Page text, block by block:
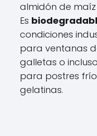
almidón de
Es
condiciones
para ventanas
galletas o
para postres
gelatinas.